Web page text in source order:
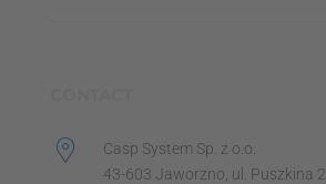
Casp System Sp. z o.o.
43-603 Jaworzno, ul. Puszkina 2